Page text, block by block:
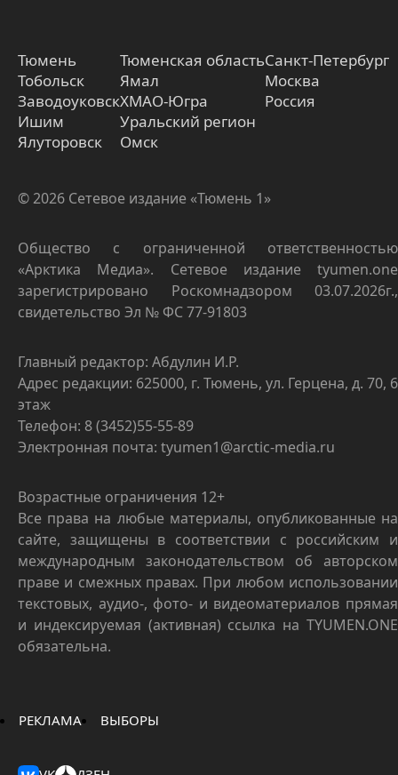
Тюмень
Тобольск
Заводоуковск
Ишим
Ялуторовск
Тюменская область
Ямал
ХМАО-Югра
Уральский регион
Омск
Санкт-Петербург
Москва
Россия
© 2026 Сетевое издание «Тюмень 1»
Общество с ограниченной ответственностью
«Арктика Медиа». Сетевое издание tyumen.one
зарегистрировано Роскомнадзором 03.07.2026г.,
свидетельство Эл № ФС 77-91803
Главный редактор: Абдулин И.Р.
Адрес редакции: 625000, г. Тюмень, ул. Герцена, д. 70, 6
этаж
Телефон: 8 (3452)55-55-89
Электронная почта: tyumen1@arctic-media.ru
Возрастные ограничения 12+
Все права на любые материалы, опубликованные на
сайте, защищены в соответствии с российским и
международным законодательством об авторском
праве и смежных правах. При любом использовании
текстовых, аудио-, фото- и видеоматериалов прямая
и индексируемая (активная) ссылка на TYUMEN.ONE
обязательна.
РЕКЛАМА ВЫБОРЫ